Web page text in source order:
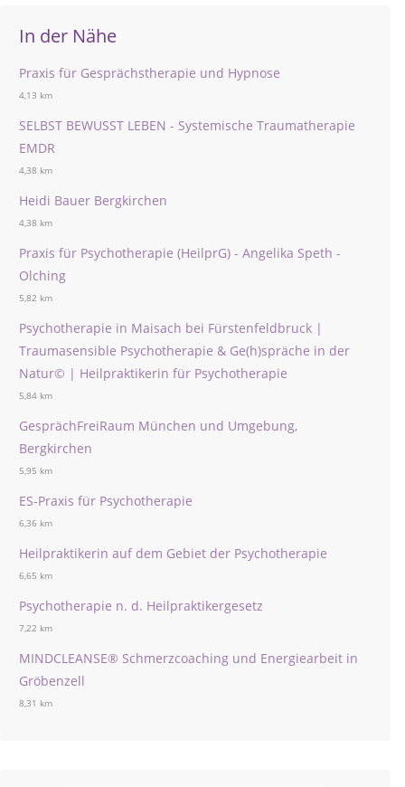
In der Nähe
Praxis für Gesprächstherapie und Hypnose
4,13 km
SELBST BEWUSST LEBEN - Systemische Traumatherapie
EMDR
4,38 km
Heidi Bauer Bergkirchen
4,38 km
Praxis für Psychotherapie (HeilprG) - Angelika Speth -
Olching
5,82 km
Psychotherapie in Maisach bei Fürstenfeldbruck |
Traumasensible Psychotherapie & Ge(h)spräche in der
Natur© | Heilpraktikerin für Psychotherapie
5,84 km
GesprächFreiRaum München und Umgebung,
Bergkirchen
5,95 km
ES-Praxis für Psychotherapie
6,36 km
Heilpraktikerin auf dem Gebiet der Psychotherapie
6,65 km
Psychotherapie n. d. Heilpraktikergesetz
7,22 km
MINDCLEANSE® Schmerzcoaching und Energiearbeit in
Gröbenzell
8,31 km